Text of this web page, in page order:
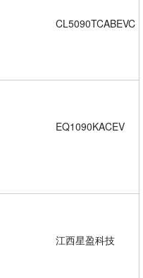
				EQ1090KACEV
星盈科技